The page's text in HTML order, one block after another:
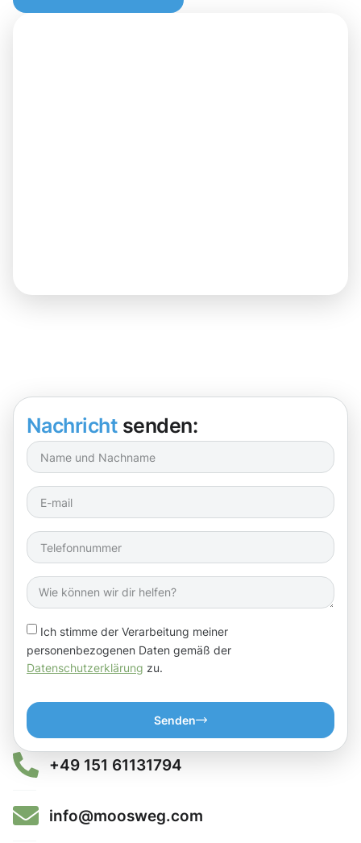
Nachricht senden:
Ich stimme der Verarbeitung meiner
personenbezogenen Daten gemäß der
Datenschutzerklärung zu.
Senden
+49 151 61131794
info@moosweg.com